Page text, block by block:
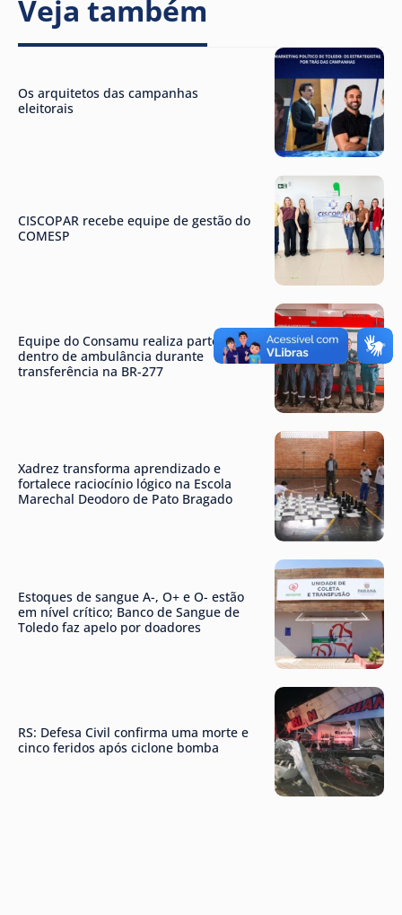
Veja também
Os arquitetos das campanhas
eleitorais
CISCOPAR recebe equipe de gestão do
COMESP
Equipe do Consamu realiza parto
dentro de ambulância durante
transferência na BR-277
Xadrez transforma aprendizado e
fortalece raciocínio lógico na Escola
Marechal Deodoro de Pato Bragado
Estoques de sangue A-, O+ e O- estão
em nível crítico; Banco de Sangue de
Toledo faz apelo por doadores
RS: Defesa Civil confirma uma morte e
cinco feridos após ciclone bomba